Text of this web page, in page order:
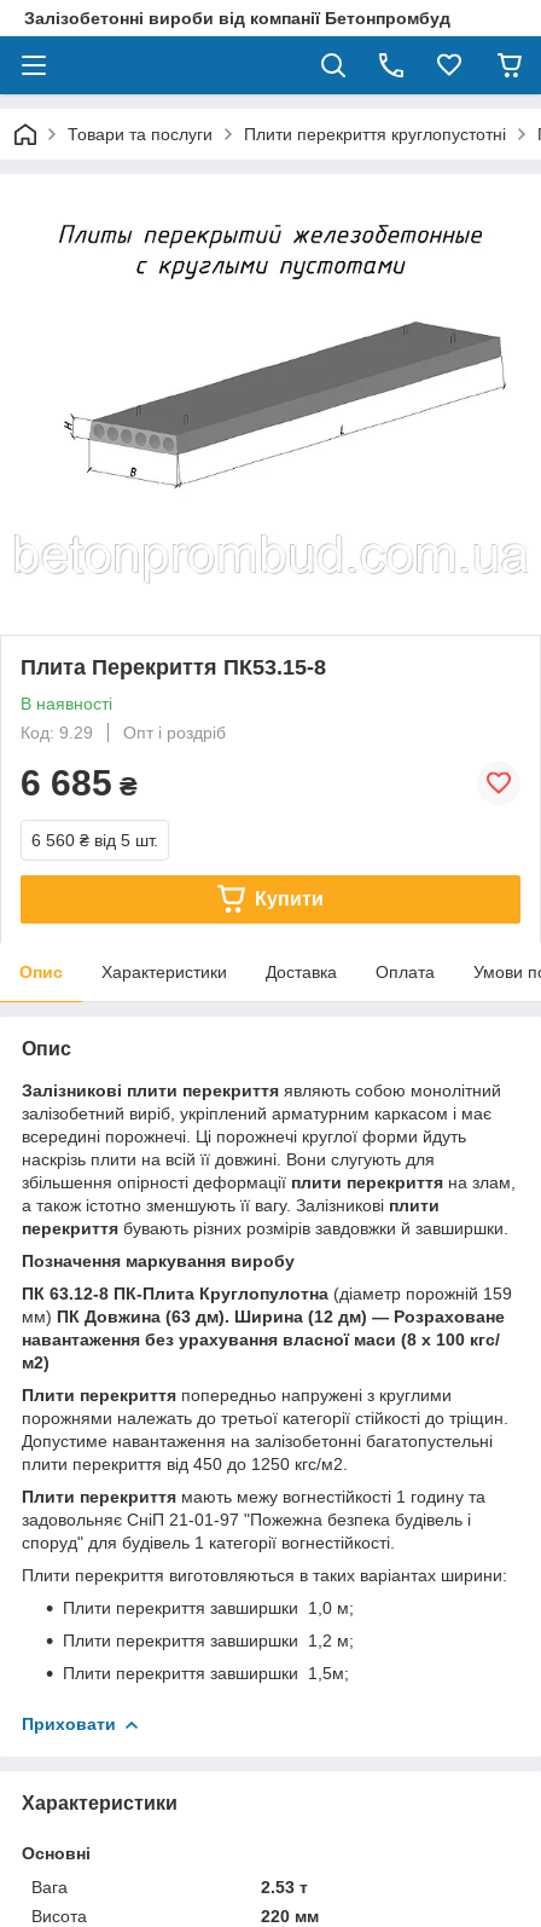
Залізобетонні вироби від компанії Бетонпромбуд
Товари та послуги Плити перекриття круглопустотні
Плита Перекриття ПК53.15-8
В наявності
Код: 9.29
Опт і роздріб
6 685 ₴
6 560 ₴ від 5 шт.
Купити
Опис Характеристики Доставка Оплата Умови
Опис
Залізникові плити перекриття являють собою монолітний
залізобетний виріб, укріплений арматурним каркасом і має
всередині порожнечі. Ці порожнечі круглої форми йдуть
наскрізь плити на всій її довжині. Вони слугують для
збільшення опірності деформації плити перекриття на злам,
а також істотно зменшують її вагу. Залізникові плити
перекриття бувають різних розмірів завдовжки й завширшки.
Позначення маркування виробу
ПК 63.12-8 ПК-Плита Круглопулотна (діаметр порожній 159
мм) ПК Довжина (63 дм). Ширина (12 дм) — Розраховане
навантаження без урахування власної маси (8 х 100 кгс/
м2)
Плити перекриття попередньо напружені з круглими
порожнями належать до третьої категорії стійкості до тріщин.
Допустиме навантаження на залізобетонні багатопустельні
плити перекриття від 450 до 1250 кгс/м2.
Плити перекриття мають межу вогнестійкості 1 годину та
задовольняє СніП 21-01-97 "Пожежна безпека будівель і
споруд" для будівель 1 категорії вогнестійкості.
Плити перекриття виготовляються в таких варіантах ширини:
Плити перекриття завширшки 1,0 м;
Плити перекриття завширшки 1,2 м;
Плити перекриття завширшки 1,5м;
Приховати
Характеристики
Основні
Вага
2.53 т
Висота
220 мм